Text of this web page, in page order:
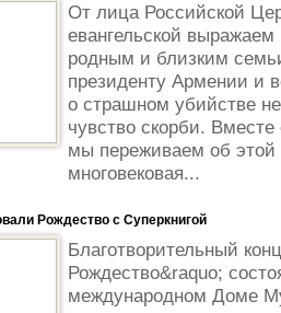
От лица Российской
евангельской
родным и близким
президенту Армении и
о страшном убийстве
чувство скорби.
мы переживаем об этой
многовековая...
Рождество с Суперкнигой
Благотворительный
Рождество&raquo;
международном Доме